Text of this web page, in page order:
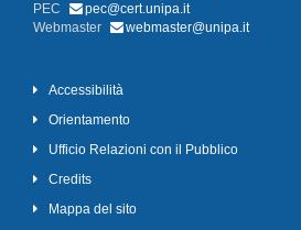
PEC
pec@cert.unipa.it
Webmaster
webmaster@unipa.it
Accessibilità
Orientamento
Ufficio Relazioni con il Pubblico
Credits
Mappa del sito